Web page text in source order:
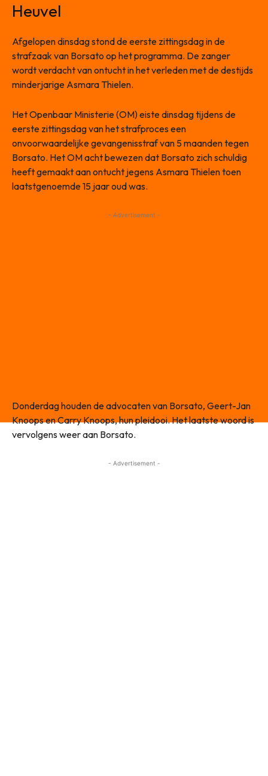
Heuvel
Afgelopen dinsdag stond de eerste zittingsdag in de
strafzaak van Borsato op het programma. De zanger
wordt verdacht van ontucht in het verleden met de destijds
minderjarige Asmara Thielen.
Het Openbaar Ministerie (OM) eiste dinsdag tijdens de
eerste zittingsdag van het strafproces een
onvoorwaardelijke gevangenisstraf van 5 maanden tegen
Borsato. Het OM acht bewezen dat Borsato zich schuldig
heeft gemaakt aan ontucht jegens Asmara Thielen toen
laatstgenoemde 15 jaar oud was.
- Advertisement -
Donderdag houden de advocaten van Borsato, Geert-Jan
Knoops en Carry Knoops, hun pleidooi. Het laatste woord is
vervolgens weer aan Borsato.
- Advertisement -